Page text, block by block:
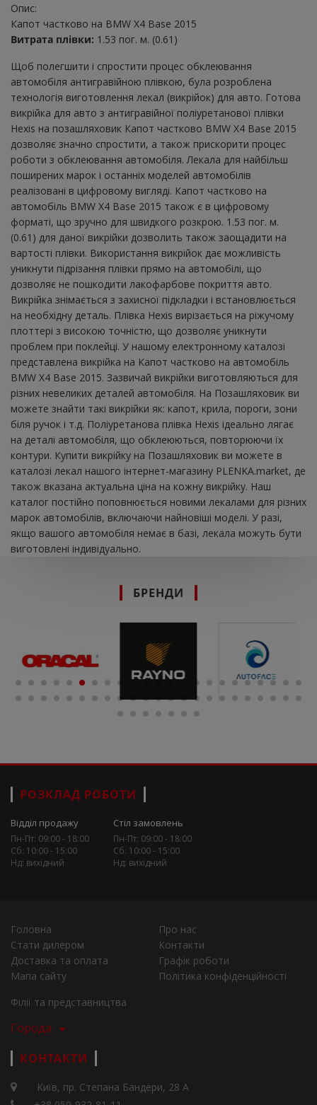
Опис:
Капот частково на BMW X4 Base 2015
Витрата плівки: 1.53 пог. м. (0.61)
Щоб полегшити і спростити процес обклеювання
автомобіля антигравійною плівкою, була розроблена
технологія виготовлення лекал (викрійок) для авто. Готова
викрійка для авто з антигравійної поліуретанової плівки
Hexis на позашляховик Капот частково BMW X4 Base 2015
дозволяє значно спростити, а також прискорити процес
роботи з обклеювання автомобіля. Лекала для найбільш
поширених марок і останніх моделей автомобілів
реалізовані в цифровому вигляді. Капот частково на
автомобіль BMW X4 Base 2015 також є в цифровому
форматі, що зручно для швидкого розкрою. 1.53 пог. м.
(0.61) для даної викрійки дозволить також заощадити на
вартості плівки. Використання викрійок дає можливість
уникнути підрізання плівки прямо на автомобілі, що
дозволяє не пошкодити лакофарбове покриття авто.
Викрійка знімається з захисної підкладки і встановлюється
на необхідну деталь. Плівка Hexis вирізається на ріжучому
плоттері з високою точністю, що дозволяє уникнути
проблем при поклейці. У нашому електронному каталозі
представлена ​​викрійка на Капот частково на автомобіль
BMW X4 Base 2015. Зазвичай викрійки виготовляються для
різних невеликих деталей автомобіля. На Позашляховик ви
можете знайти такі викрійки як: капот, крила, пороги, зони
біля ручок і т.д. Поліуретанова плівка Hexis ідеально лягає
на деталі автомобіля, що обклеюються, повторюючи їх
контури. Купити викрійку на Позашляховик ви можете в
каталозі лекал нашого інтернет-магазину PLENKA.market, де
також вказана актуальна ціна на кожну викрійку. Наш
каталог постійно поповнюється новими лекалами для різних
марок автомобілів, включаючи найновіші моделі. У разі,
якщо вашого автомобіля немає в базі, лекала можуть бути
виготовлені індивідуально.
БРЕНДИ
РОЗКЛАД РОБОТИ
Відділ продажу
Пн-Пт: 09:00 - 18:00
Сб: 10:00 - 15:00
Нд: вихідний
Стіл замовлень
Пн-Пт: 09:00 - 18:00
Сб: 10:00 - 15:00
Нд: вихідний
Головна
Про нас
Стати дилером
Контакти
Доставка та оплата
Графік роботи
Мапа сайту
Політика конфіденційності
Філії та представництва
Города
КОНТАКТИ
Київ, пр. Степана Бандери, 28 А